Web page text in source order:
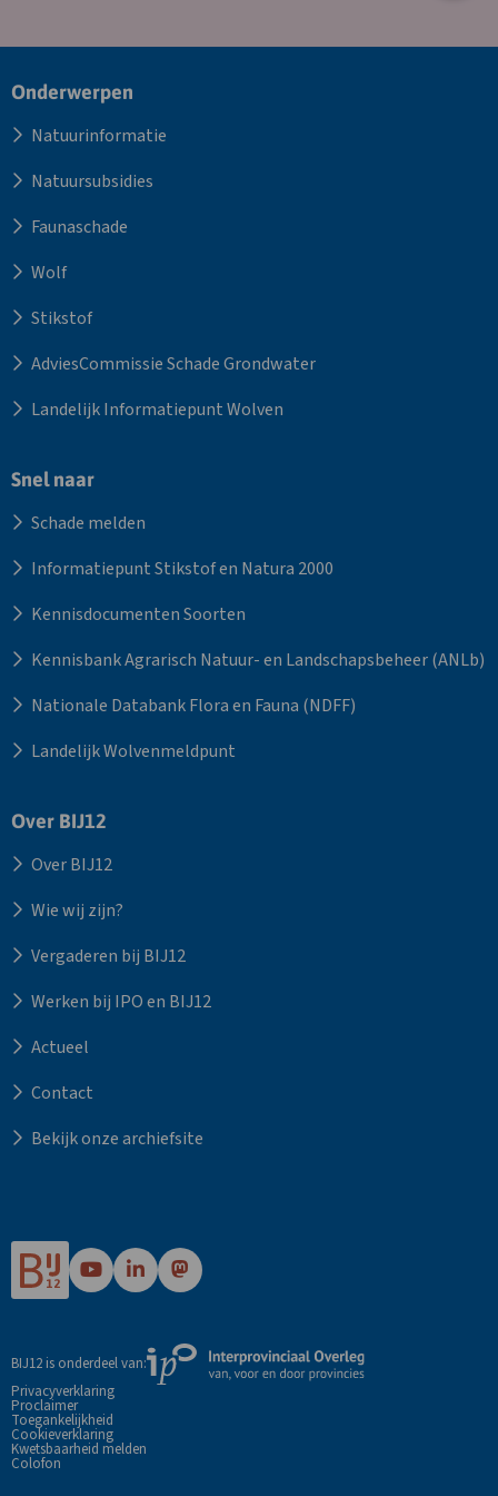
Site
Onderwerpen
Natuurinformatie
Natuursubsidies
Faunaschade
Wolf
Stikstof
AdviesCommissie Schade Grondwater
Landelijk Informatiepunt Wolven
Snel naar
Schade melden
Informatiepunt Stikstof en Natura 2000
Kennisdocumenten Soorten
Kennisbank Agrarisch Natuur- en Landschapsbeheer (ANLb)
Nationale Databank Flora en Fauna (NDFF)
Landelijk Wolvenmeldpunt
Over BIJ12
Over BIJ12
Wie wij zijn?
Vergaderen bij BIJ12
Werken bij IPO en BIJ12
Actueel
Contact
Bekijk onze archiefsite
Ga
naar
pagina
Ga
naar
LinkedIn
pagina
Ga
naar
Mastodon
pagina
BIJ12 is onderdeel van:
Externe
link
Privacyverklaring
Proclaimer
Toegankelijkheid
Cookieverklaring
Kwetsbaarheid melden
Colofon